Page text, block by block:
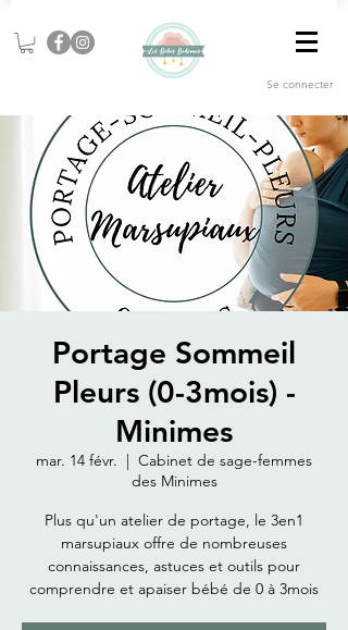
Se connecter
Portage Sommeil
Pleurs (0-3mois) -
Minimes
mar. 14 févr.
  |
Cabinet de sage-femmes
des Minimes
Plus qu'un atelier de portage, le 3en1
marsupiaux offre de nombreuses
connaissances, astuces et outils pour
comprendre et apaiser bébé de 0 à 3mois